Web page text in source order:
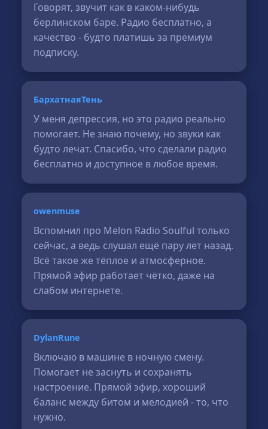
Говорят, звучит как в каком-нибудь
берлинском баре. Радио бесплатно, а
качество - будто платишь за премиум
подписку.
БархатнаяТень
У меня депрессия, но это радио реально
помогает. Не знаю почему, но звуки как
будто лечат. Спасибо, что сделали радио
бесплатно и доступное в любое время.
owenmuse
Вспомнил про Melon Radio Soulful только
сейчас, а ведь слушал ещё пару лет назад.
Всё такое же тёплое и атмосферное.
Прямой эфир работает чётко, даже на
слабом интернете.
DylanRune
Включаю в машине в ночную смену.
Помогает не заснуть и сохранять
настроение. Прямой эфир, хороший
баланс между битом и мелодией - то, что
нужно.